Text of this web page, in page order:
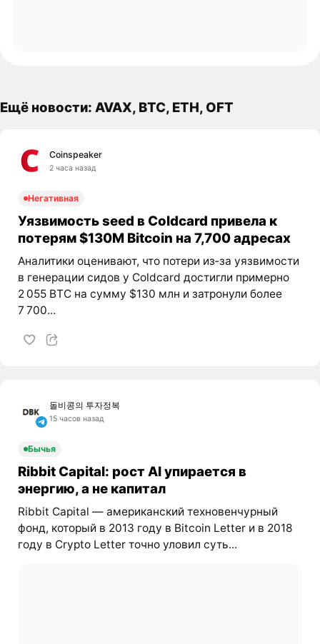
Ещё новости: AVAX, BTC, ETH, OFT
Coinspeaker
2 часа назад
Негативная
Уязвимость seed в Coldcard привела к
потерям $130M Bitcoin на 7,700 адресах
Аналитики оценивают, что потери из‑за уязвимости
в генерации сидов у Coldcard достигли примерно
2 055 BTC на сумму $130 млн и затронули более
7 700...
돌비콩의 투자정복
15 часов назад
Бычья
Ribbit Capital: рост AI упирается в
энергию, а не капитал
Ribbit Capital — американский техновенчурный
фонд, который в 2013 году в Bitcoin Letter и в 2018
году в Crypto Letter точно уловил суть...